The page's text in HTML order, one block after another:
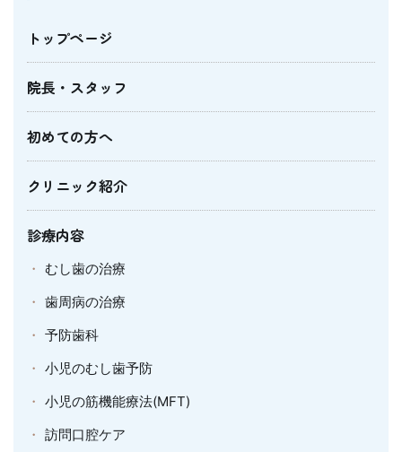
トップページ
院長・スタッフ
初めての方へ
クリニック紹介
診療内容
むし歯の治療
歯周病の治療
予防歯科
小児のむし歯予防
小児の筋機能療法(MFT)
訪問口腔ケア